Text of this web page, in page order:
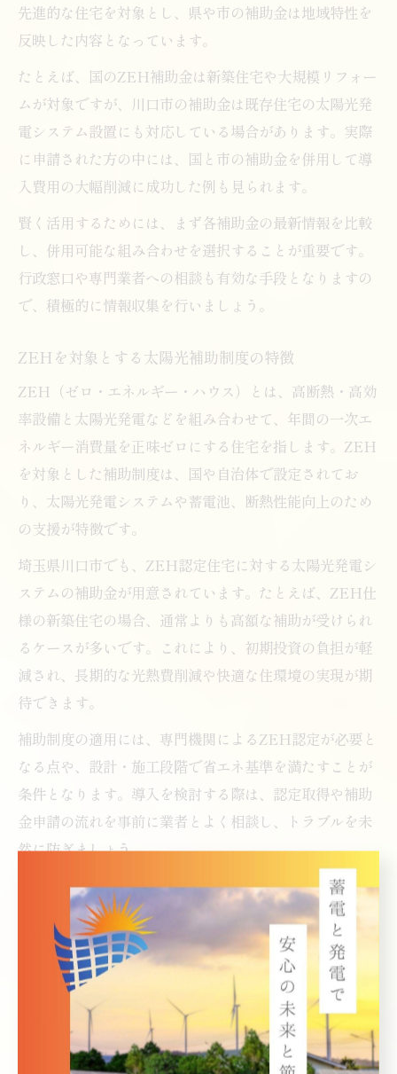
先進的な住宅を対象とし、県や市の補助金は地域特性を
反映した内容となっています。
たとえば、国のZEH補助金は新築住宅や大規模リフォー
ムが対象ですが、川口市の補助金は既存住宅の太陽光発
電システム設置にも対応している場合があります。実際
に申請された方の中には、国と市の補助金を併用して導
入費用の大幅削減に成功した例も見られます。
賢く活用するためには、まず各補助金の最新情報を比較
し、併用可能な組み合わせを選択することが重要です。
行政窓口や専門業者への相談も有効な手段となりますの
で、積極的に情報収集を行いましょう。
ZEHを対象とする太陽光補助制度の特徴
ZEH（ゼロ・エネルギー・ハウス）とは、高断熱・高効
率設備と太陽光発電などを組み合わせて、年間の一次エ
ネルギー消費量を正味ゼロにする住宅を指します。ZEH
を対象とした補助制度は、国や自治体で設定されてお
り、太陽光発電システムや蓄電池、断熱性能向上のため
の支援が特徴です。
埼玉県川口市でも、ZEH認定住宅に対する太陽光発電シ
ステムの補助金が用意されています。たとえば、ZEH仕
様の新築住宅の場合、通常よりも高額な補助が受けられ
るケースが多いです。これにより、初期投資の負担が軽
減され、長期的な光熱費削減や快適な住環境の実現が期
待できます。
補助制度の適用には、専門機関によるZEH認定が必要と
なる点や、設計・施工段階で省エネ基準を満たすことが
条件となります。導入を検討する際は、認定取得や補助
金申請の流れを事前に業者とよく相談し、トラブルを未
然に防ぎましょう。
太陽光発電導入前に知るべき申請期間と条件
太陽光発電を導入する際、補助金の申請期間や条件を正
確に把握することが非常に重要です。川口市の補助金は
年度ごとに申請受付期間が設定されており、予算上限に
達すると早期終了となる場合もあります。特に新年度開
始直後は申請が集中しやすいので、早めの準備が肝心で